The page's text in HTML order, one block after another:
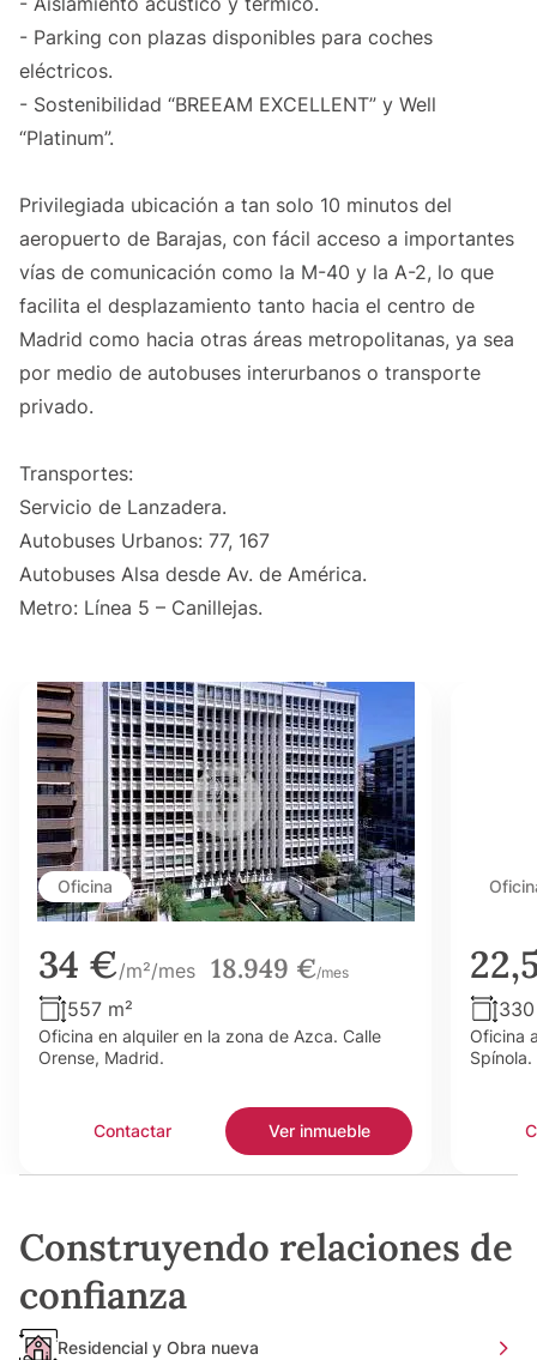
- Parking con plazas disponibles para coches
eléctricos.
- Sostenibilidad “BREEAM EXCELLENT” y Well
“Platinum”.
Privilegiada ubicación a tan solo 10 minutos del
aeropuerto de Barajas, con fácil acceso a importantes
vías de comunicación como la M-40 y la A-2, lo que
facilita el desplazamiento tanto hacia el centro de
Madrid como hacia otras áreas metropolitanas, ya sea
por medio de autobuses interurbanos o transporte
privado.
Transportes:
Servicio de Lanzadera.
Autobuses Urbanos: 77, 167
Autobuses Alsa desde Av. de América.
Metro: Línea 5 – Canillejas.
Oficina
34 €/m²/mes 18.949 €/mes
557 m²
Oficina en alquiler en la zona de Azca. Calle
Orense, Madrid.
Contactar Ver inmueble
Oficina
Spínola.
Construyendo relaciones de
confianza
Residencial y Obra nueva